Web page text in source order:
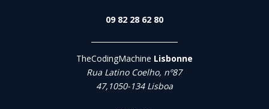
09 82 28 62 80
TheCodingMachine Lisbonne
Rua Latino Coelho, nº87
47,1050-134 Lisboa